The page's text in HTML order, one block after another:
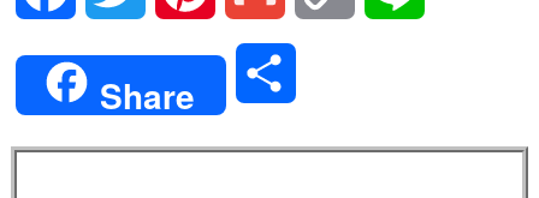
Share